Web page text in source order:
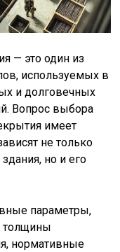
— это один из
используемых в
и долговечных
Вопрос выбора
имеет
не только
но и его
параметры,
толщины
нормативные